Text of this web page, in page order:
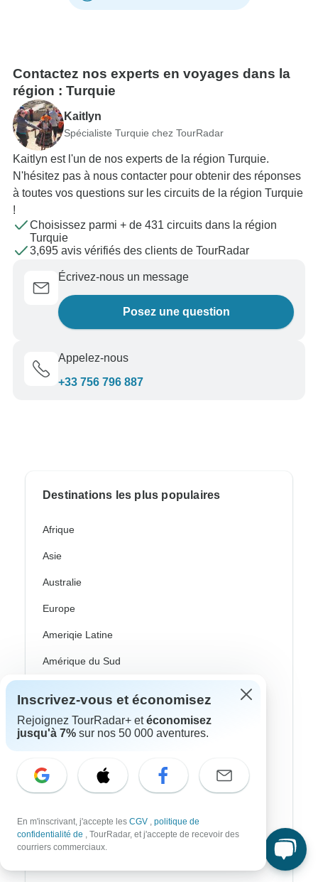
Contactez nos experts en voyages dans la
région : Turquie
Kaitlyn
Spécialiste Turquie chez TourRadar
Kaitlyn est l'un de nos experts de la région Turquie.
N'hésitez pas à nous contacter pour obtenir des réponses
à toutes vos questions sur les circuits de la région Turquie
!
Choisissez parmi + de 431 circuits dans la région
Turquie
3,695 avis vérifiés des clients de TourRadar
Écrivez-nous un message
Posez une question
Appelez-nous
+33 756 796 887
Destinations les plus populaires
Afrique
Asie
Australie
Europe
Ameriqie Latine
Amérique du Sud
Maroc
Afrique Du Sud
Bali
Chine
Japon
Inscrivez-vous et économisez
Rejoignez TourRadar+ etéconomisez
jusqu'à 7% sur nos 50 000 aventures.
En m'inscrivant, j'accepte les CGV , politique de
confidentialité de , TourRadar, et j'accepte de recevoir des
courriers commerciaux.